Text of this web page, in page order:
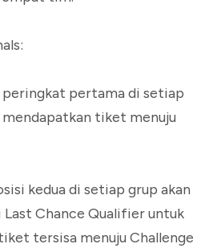
pertama di setiap
tiket menuju
kedua di setiap grup akan
Chance Qualifier untuk
tersisa menuju Challenge